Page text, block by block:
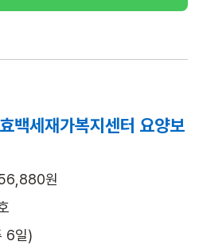
백세재가복지센터 요양보
원
6일)